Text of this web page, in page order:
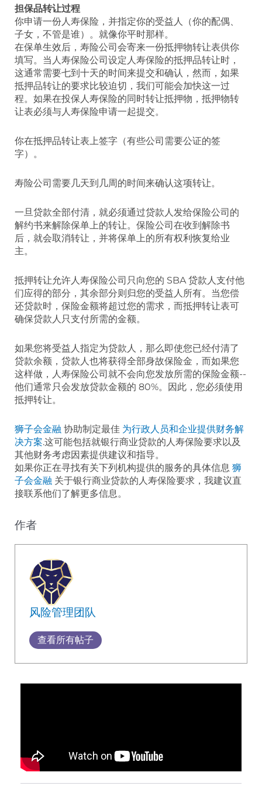
担保品转让过程
你申请一份人寿保险，并指定你的受益人（你的配偶、
子女，不管是谁）。就像你平时那样。
在保单生效后，寿险公司会寄来一份抵押物转让表供你
填写。当人寿保险公司设定人寿保险的抵押品转让时，
这通常需要七到十天的时间来提交和确认，然而，如果
抵押品转让的要求比较迫切，我们可能会加快这一过
程。如果在投保人寿保险的同时转让抵押物，抵押物转
让表必须与人寿保险申请一起提交。
你在抵押品转让表上签字（有些公司需要公证的签
字）。
寿险公司需要几天到几周的时间来确认这项转让。
一旦贷款全部付清，就必须通过贷款人发给保险公司的
解约书来解除保单上的转让。保险公司在收到解除书
后，就会取消转让，并将保单上的所有权利恢复给业
主。
抵押转让允许人寿保险公司只向您的 SBA 贷款人支付他
们应得的部分，其余部分则归您的受益人所有。当您偿
还贷款时，保险金额将超过您的需求，而抵押转让表可
确保贷款人只支付所需的金额。
如果您将受益人指定为贷款人，那么即使您已经付清了
贷款余额，贷款人也将获得全部身故保险金，而如果您
这样做，人寿保险公司就不会向您发放所需的保险金额--
他们通常只会发放贷款金额的 80%。因此，您必须使用
抵押转让。
狮子会金融 协助制定最佳 为行政人员和企业提供财务解
决方案.这可能包括就银行商业贷款的人寿保险要求以及
其他财务考虑因素提供建议和指导。
如果你正在寻找有关下列机构提供的服务的具体信息 狮
子会金融 关于银行商业贷款的人寿保险要求，我建议直
接联系他们了解更多信息。
作者
风险管理团队
查看所有帖子